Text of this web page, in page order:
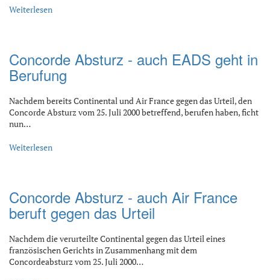
Weiterlesen
Concorde Absturz - auch EADS geht in
Berufung
Nachdem bereits Continental und Air France gegen das Urteil, den
Concorde Absturz vom 25. Juli 2000 betreffend, berufen haben, ficht
nun…
Weiterlesen
Concorde Absturz - auch Air France
beruft gegen das Urteil
Nachdem die verurteilte Continental gegen das Urteil eines
französischen Gerichts in Zusammenhang mit dem
Concordeabsturz vom 25. Juli 2000…